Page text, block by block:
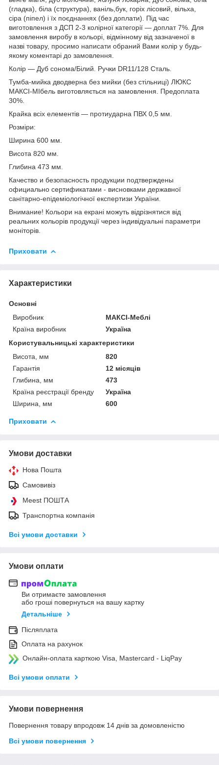
(гладка), біла (структура), ваніль,бук, горіх лісовий, вільха,
сіра (піпел) і їх поєднаннях (без доплати). Під час
виготовлення з ДСП 2-3 колірної категорії — доплат 7%. Для
замовлення виробу в кольорі, відмінному від зазначеної в
назві товару, просимо написати обраний Вами колір у будь-
якому коментарі до замовлення.
Колір — Дуб сонома/Білий. Ручки DR11/128 Сталь.
Тумба-мийка дводверна без мийки (без стільниці) ЛЮКС
МАКСІ-МІбель виготовляється на замовлення. Предоплата
30%.
Крайка всіх елементів — протиударна ПВХ 0,5 мм.
Розміри:
Ширина 600 мм.
Висота 820 мм.
Глибина 473 мм.
Качество и безопасность продукции подтверждены
официально сертификатами - висновками державної
санітарно-епідеміологічної експертизи України.
Внимание! Кольори на екрані можуть відрізнятися від
реальних кольорів продукції через індивідуальні параметри
моніторів.
Приховати
Характеристики
Основні
Виробник
МАКСІ-Меблі
Країна виробник
Україна
Користувальницькі характеристики
Висота, мм
820
Гарантія
12 місяців
Глибина, мм
473
Країна реєстрації бренду
Україна
Ширина, мм
600
Приховати
Умови доставки
Нова Пошта
Самовивіз
Meest ПОШТА
Транспортна компанія
Всі умови доставки
Умови оплати
Ви отримаєте замовлення
або гроші повернуться на вашу картку
Детальніше
Післяплата
Оплата на рахунок
Онлайн-оплата карткою Visa, Mastercard - LiqPay
Всі умови оплати
Умови повернення
Повернення товару впродовж 14 днів за домовленістю
Всі умови повернення